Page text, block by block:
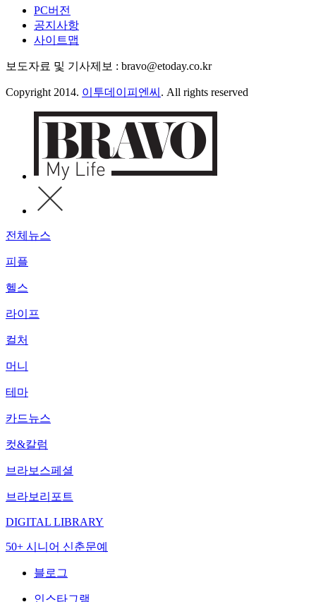
PC버전
공지사항
사이트맵
보도자료 및 기사제보 : bravo@etoday.co.kr
Copyright 2014. 이투데이피엔씨 . All rights reserved
전체뉴스
피플
헬스
라이프
컬처
머니
테마
카드뉴스
컷&칼럼
브라보스페셜
브라보리포트
DIGITAL LIBRARY
50+ 시니어 신춘문예
블로그
인스타그램